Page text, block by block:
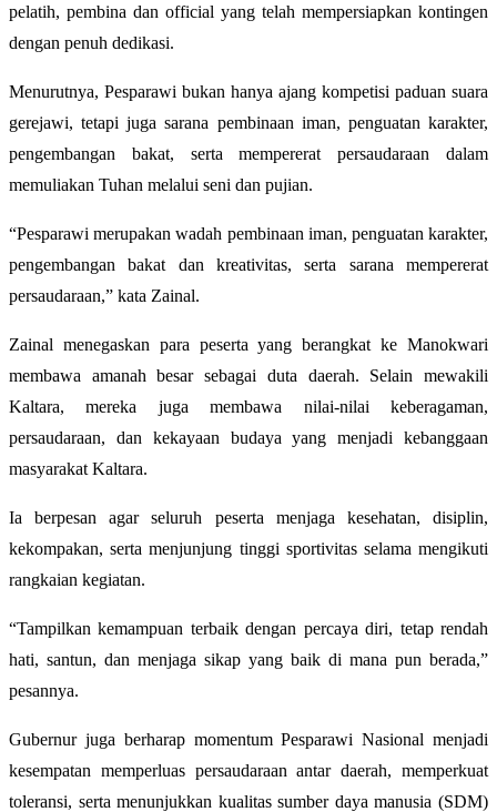
pelatih, pembina dan official yang telah mempersiapkan kontingen
dengan penuh dedikasi.
Menurutnya, Pesparawi bukan hanya ajang kompetisi paduan suara
gerejawi, tetapi juga sarana pembinaan iman, penguatan karakter,
pengembangan bakat, serta mempererat persaudaraan dalam
memuliakan Tuhan melalui seni dan pujian.
“Pesparawi merupakan wadah pembinaan iman, penguatan karakter,
pengembangan bakat dan kreativitas, serta sarana mempererat
persaudaraan,” kata Zainal.
Zainal menegaskan para peserta yang berangkat ke Manokwari
membawa amanah besar sebagai duta daerah. Selain mewakili
Kaltara, mereka juga membawa nilai-nilai keberagaman,
persaudaraan, dan kekayaan budaya yang menjadi kebanggaan
masyarakat Kaltara.
Ia berpesan agar seluruh peserta menjaga kesehatan, disiplin,
kekompakan, serta menjunjung tinggi sportivitas selama mengikuti
rangkaian kegiatan.
“Tampilkan kemampuan terbaik dengan percaya diri, tetap rendah
hati, santun, dan menjaga sikap yang baik di mana pun berada,”
pesannya.
Gubernur juga berharap momentum Pesparawi Nasional menjadi
kesempatan memperluas persaudaraan antar daerah, memperkuat
toleransi, serta menunjukkan kualitas sumber daya manusia (SDM)